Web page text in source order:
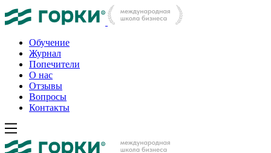
Обучение
Журнал
Попечители
О нас
Отзывы
Вопросы
Контакты